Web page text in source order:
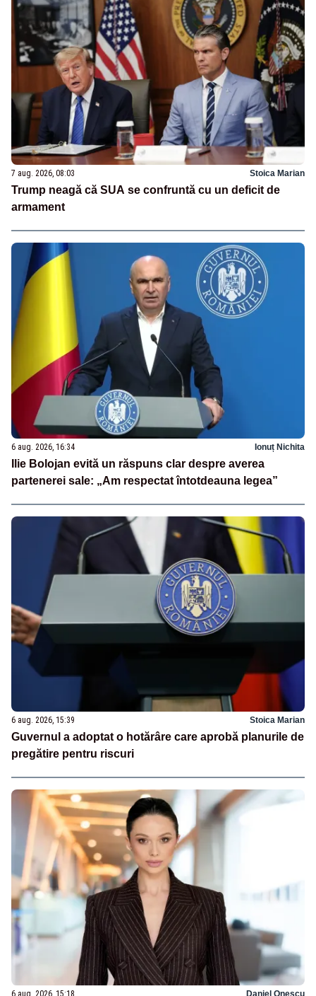
7 aug. 2026, 08:03 Stoica Marian
Trump neagă că SUA se confruntă cu un deficit de
armament
6 aug. 2026, 16:34 Ionuț Nichita
Ilie Bolojan evită un răspuns clar despre averea
partenerei sale: „Am respectat întotdeauna legea”
6 aug. 2026, 15:39 Stoica Marian
Guvernul a adoptat o hotărâre care aprobă planurile de
pregătire pentru riscuri
6 aug. 2026, 15:18 Daniel Onescu